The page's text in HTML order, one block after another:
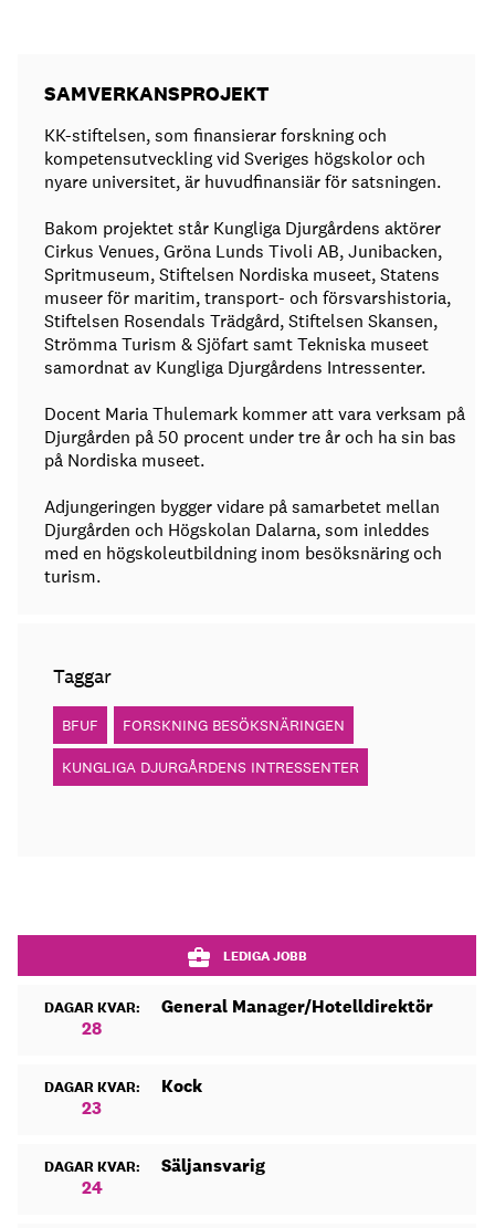
SAMVERKANSPROJEKT
KK-stiftelsen, som finansierar forskning och
kompetensutveckling vid Sveriges högskolor och
nyare universitet, är huvudfinansiär för satsningen.
Bakom projektet står Kungliga Djurgårdens aktörer
Cirkus Venues, Gröna Lunds Tivoli AB, Junibacken,
Spritmuseum, Stiftelsen Nordiska museet, Statens
museer för maritim, transport- och försvarshistoria,
Stiftelsen Rosendals Trädgård, Stiftelsen Skansen,
Strömma Turism & Sjöfart samt Tekniska museet
samordnat av Kungliga Djurgårdens Intressenter.
Docent Maria Thulemark kommer att vara verksam på
Djurgården på 50 procent under tre år och ha sin bas
på Nordiska museet.
Adjungeringen bygger vidare på samarbetet mellan
Djurgården och Högskolan Dalarna, som inleddes
med en högskoleutbildning inom besöksnäring och
turism.
Taggar
BFUF FORSKNING BESÖKSNÄRINGEN
KUNGLIGA DJURGÅRDENS INTRESSENTER
LEDIGA JOBB
DAGAR KVAR:
28
General Manager/Hotelldirektör
DAGAR KVAR:
23
Kock
DAGAR KVAR:
24
Säljansvarig